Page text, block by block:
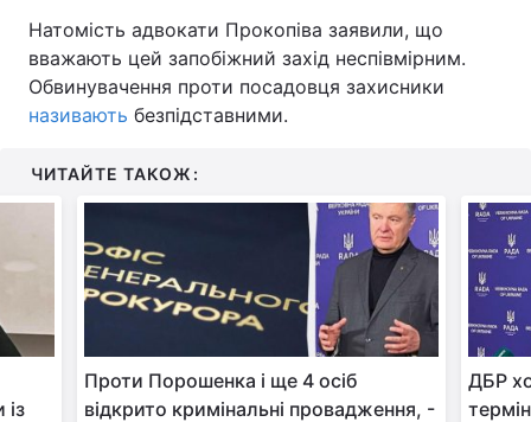
Натомість адвокати Прокопіва заявили, що
вважають цей запобіжний захід неспівмірним.
Обвинувачення проти посадовця захисники
називають безпідставними.
ЧИТАЙТЕ ТАКОЖ:
Проти Порошенка і ще 4 осіб
відкрито кримінальні провадження, -
ДБР